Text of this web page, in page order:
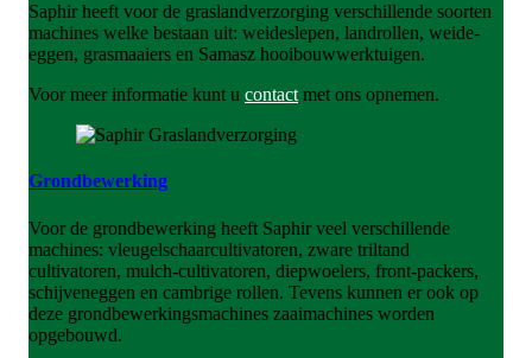
Saphir heeft voor de graslandverzorging verschillende soorten
machines welke bestaan uit: weideslepen, landrollen, weide-
eggen, grasmaaiers en Samasz hooibouwwerktuigen.
Voor meer informatie kunt u contact met ons opnemen.
Grondbewerking
Voor de grondbewerking heeft Saphir veel verschillende
machines: vleugelschaarcultivatoren, zware triltand
cultivatoren, mulch-cultivatoren, diepwoelers, front-packers,
schijveneggen en cambrige rollen. Tevens kunnen er ook op
deze grondbewerkingsmachines zaaimachines worden
opgebouwd.